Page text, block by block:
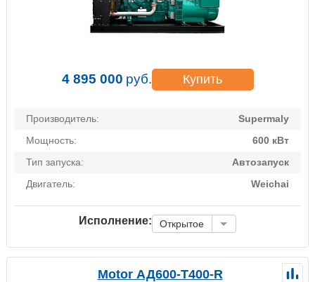
4 895 000 руб. Купить
Производитель:
Supermaly
Мощность:
600 кВт
Тип запуска:
Автозапуск
Двигатель:
Weichai
Исполнение: Открытое
Motor АД600-Т400-R